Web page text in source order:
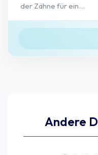
der Zähne für ein...
Andere